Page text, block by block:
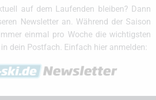
auf dem Laufenden bleiben? Dann
Newsletter an. Während der Saison
einmal pro Woche die wichtigsten
dein Postfach. Einfach hier anmelden: